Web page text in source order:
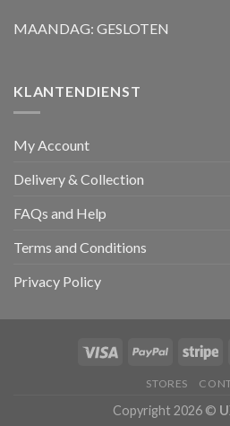
MAANDAG: GESLOTEN
KLANTENDIENST
My Account
Delivery & Collection
FAQs and Help
Terms and Conditions
Privacy Policy
STORES
Copyright 2026 ©